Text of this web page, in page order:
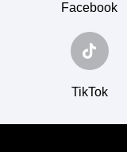
Facebook
TikTok